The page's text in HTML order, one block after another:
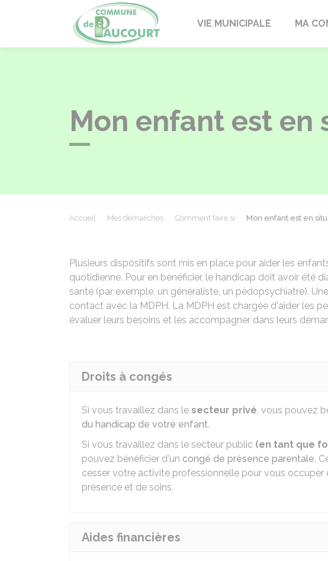
PaucourtVIE MUNICIPALE MA
Mon enfant est en
Accueil Mes démarches Comment faire si Mon enfant est en
Plusieurs dispositifs sont mis en place pour aider les
quotidienne. Pour en bénéficier, le handicap doit avoir été
santé (par exemple, un généraliste, un pédopsychiatre).
contact avec la MDPH. La MDPH est chargée d'aider les
évaluer leurs besoins et les accompagner dans leurs
Droits à congés
Si vous travaillez dans le secteur privé, vous pouvez
du handicap de votre enfant.
Si vous travaillez dans le secteur public (en tant que
pouvez bénéficier d'un congé de présence parentale.
cesser votre activité professionnelle pour vous
présence et de soins.
Aides financières